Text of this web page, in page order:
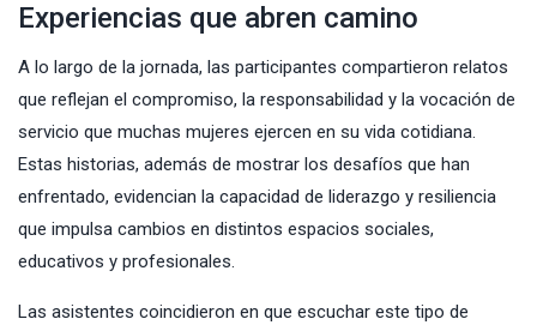
Experiencias que abren camino
A lo largo de la jornada, las participantes compartieron relatos
que reflejan el compromiso, la responsabilidad y la vocación de
servicio que muchas mujeres ejercen en su vida cotidiana.
Estas historias, además de mostrar los desafíos que han
enfrentado, evidencian la capacidad de liderazgo y resiliencia
que impulsa cambios en distintos espacios sociales,
educativos y profesionales.
Las asistentes coincidieron en que escuchar este tipo de